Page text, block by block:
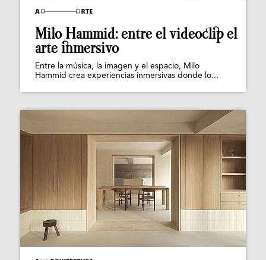
Milo Hammid: entre el videoclip el
arte inmersivo
Entre la música, la imagen y el espacio, Milo
Hammid crea experiencias inmersivas donde lo...